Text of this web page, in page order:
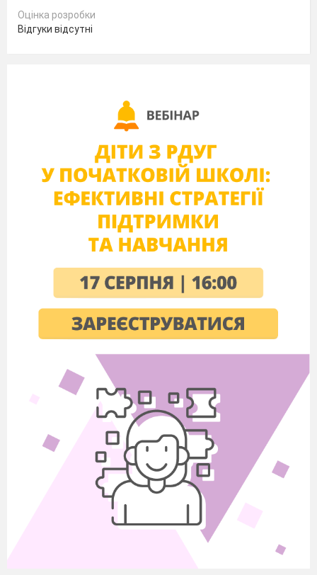
14.
Інструктаж з БЖД.
Узагальнення знань, умінь та навичок.
Контрольна робота.
Світлові явища (20
Світлові явища. Джерела й приймачі
світла.
Світловий промінь і світловий пучок.
Відбивання світла. Закон відбивання
Розв’язування завдань.
Інструктаж з БЖД.
Л.р. № 3Дослідженнявідбивання світла за
дзеркала.
Заломлення світла на межі поділу двох
Закон заломлення світла.
Оцінка розробки
Відгуки відсутні